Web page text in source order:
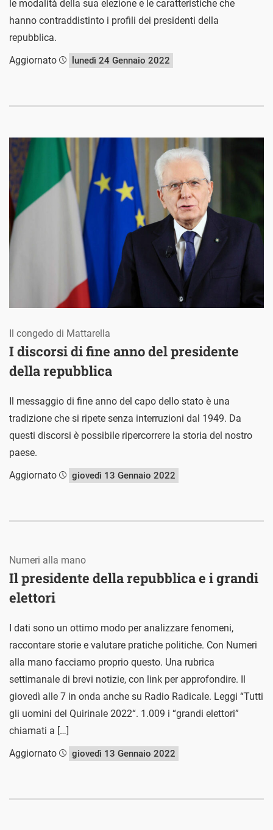
le modalità della sua elezione e le caratteristiche che
hanno contraddistinto i profili dei presidenti della
repubblica.
Aggiornato
lunedì 24 Gennaio 2022
I discorsi di fine anno del presidente
della repubblica
Il congedo di Mattarella
Il messaggio di fine anno del capo dello stato è una
tradizione che si ripete senza interruzioni dal 1949. Da
questi discorsi è possibile ripercorrere la storia del nostro
paese.
Aggiornato
giovedì 13 Gennaio 2022
Il presidente della repubblica e i grandi
elettori
Numeri alla mano
I dati sono un ottimo modo per analizzare fenomeni,
raccontare storie e valutare pratiche politiche. Con Numeri
alla mano facciamo proprio questo. Una rubrica
settimanale di brevi notizie, con link per approfondire. Il
giovedì alle 7 in onda anche su Radio Radicale. Leggi “Tutti
gli uomini del Quirinale 2022“. 1.009 i “grandi elettori”
chiamati a […]
Aggiornato
giovedì 13 Gennaio 2022